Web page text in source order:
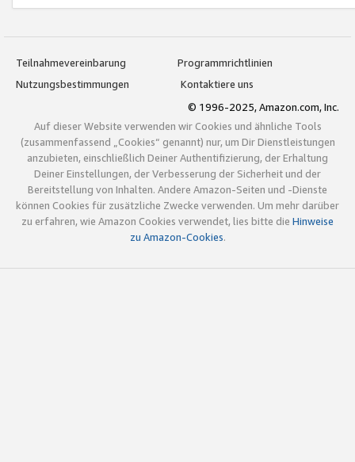
Teilnahmevereinbarung
Programmrichtlinien
Nutzungsbestimmungen
Kontaktiere uns
© 1996-2025, Amazon.com, Inc.
Auf dieser Website verwenden wir Cookies und ähnliche Tools
(zusammenfassend „Cookies“ genannt) nur, um Dir Dienstleistungen
anzubieten, einschließlich Deiner Authentifizierung, der Erhaltung
Deiner Einstellungen, der Verbesserung der Sicherheit und der
Bereitstellung von Inhalten. Andere Amazon-Seiten und -Dienste
können Cookies für zusätzliche Zwecke verwenden. Um mehr darüber
zu erfahren, wie Amazon Cookies verwendet, lies bitte die Hinweise
zu Amazon-Cookies.